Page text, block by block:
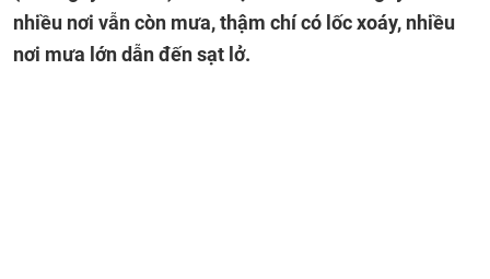
nhiều nơi vẫn còn mưa, thậm chí có lốc xoáy, nhiều
nơi mưa lớn dẫn đến sạt lở.